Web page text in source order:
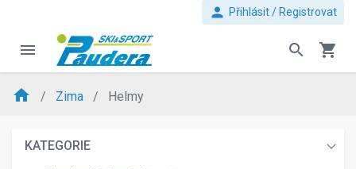
person Přihlásit / Registrovat
menu search shopping_cart
home Zima Helmy
KATEGORIE